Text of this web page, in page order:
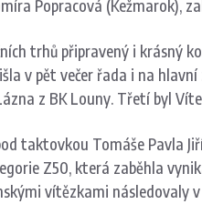
Popracová (Kežmarok),
trhů připravený i krásný
v pět večer řada i na
z BK Louny. Třetí byl
Tomáše Pavla
Z50, která zaběhla
vítězkami